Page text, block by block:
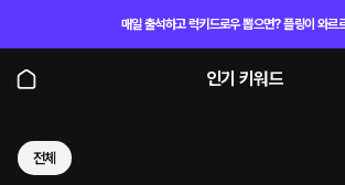
매일 출석하고 럭키드로우 뽑으면? 플링이 와르
인기 키워드
전체